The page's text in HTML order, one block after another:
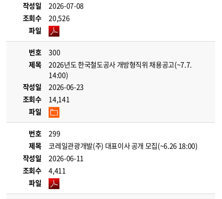
작성일
2026-07-08
조회수
20,526
파일
번호
300
제목
2026년도 한국철도공사 개방형직위 채용공고(~7.7.
14:00)
작성일
2026-06-23
조회수
14,141
파일
번호
299
제목
코레일관광개발(주) 대표이사 공개 모집(~6.26 18:00)
작성일
2026-06-11
조회수
4,411
파일